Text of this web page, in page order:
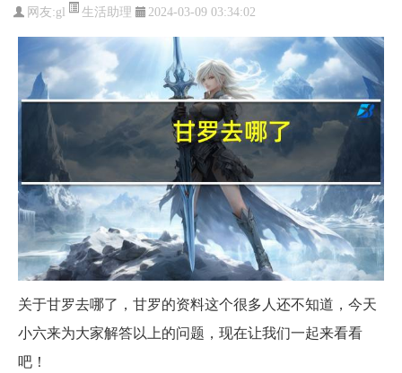
网友:gl 生活助理 2024-03-09 03:34:02
关于甘罗去哪了，甘罗的资料这个很多人还不知道，今天
小六来为大家解答以上的问题，现在让我们一起来看看
吧！